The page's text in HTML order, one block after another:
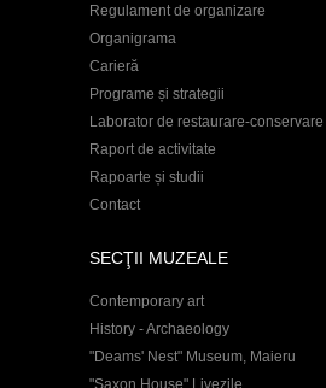
Regulament de organizare
Organigrama
Carieră
Programe și strategii
Laborator de restaurare-conservare
Raport de activitate
Rapoarte și studii
Contact
SECŢII MUZEALE
Contemporary art
History - Archaeology
"Deams' Nest" Museum, Maieru
"Saxon House" Livezile